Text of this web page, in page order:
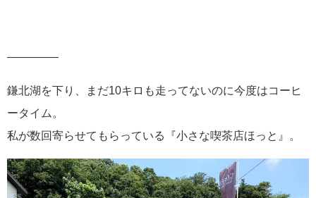
————–
鎌北湖を下り、まだ10キロも走ってないのに今度はコーヒ
ータイム。
私が数回寄らせてもらっている『小さな喫茶店ほっと』。